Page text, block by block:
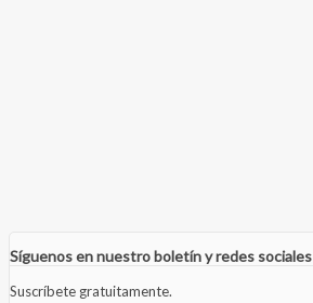
Síguenos en nuestro boletín y redes sociales
Suscríbete gratuitamente.